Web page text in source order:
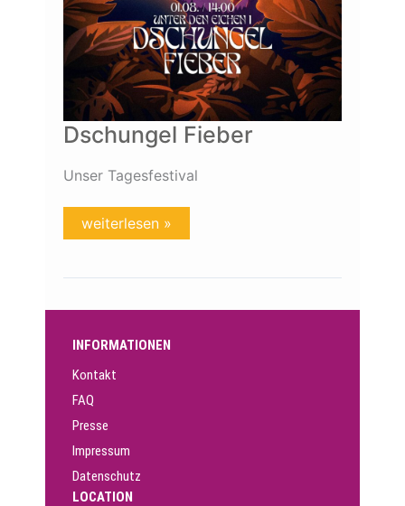
Dschungel Fieber
Unser Tagesfestival
weiterlesen »
LOCATION
INFORMATIONEN
Kontakt
FAQ
Presse
Impressum
Datenschutz